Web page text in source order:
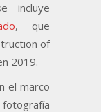
incluye
, que
of
2019.
el marco